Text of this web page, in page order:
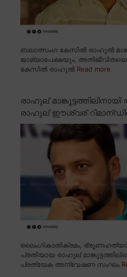
ബലാത്സംഗ കേസിൽ രാഹുൽ
ജാമ്യാപേക്ഷയും, അതിജീവിതയെ
കേസിൽ രാഹുൽ Read more
രാഹുല്
രാഹുല് ഈശ്വര്
ലൈംഗികാതിക്രമം,
പ്രതിയായ രാഹുല്
പ്രത്യേക അന്വേഷണ സംഘം